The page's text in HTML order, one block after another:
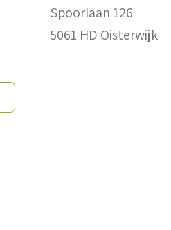
Spoorlaan 126
5061 HD Oisterwijk